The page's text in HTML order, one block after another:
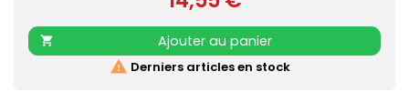
nutriments essentiels et pourra-t-il rester en parfaite santé.
L'aliment sans sucre ajouté permet à vos animaux de
conserver...

Ajouter au panier
 Derniers articles en stock